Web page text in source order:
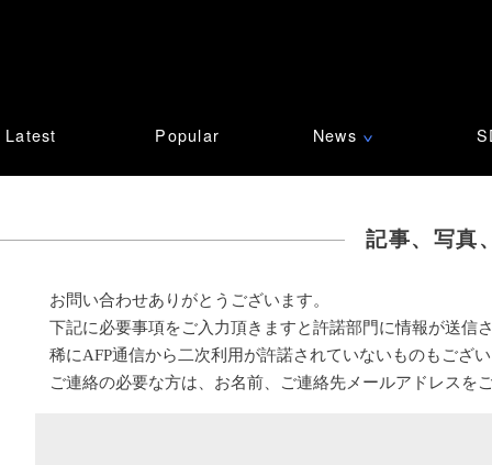
Latest Popular News ∨
記事、写真
お問い合わせありがとうございます。
下記に必要事項をご入力頂きますと許諾部門に情報が送信
稀にAFP通信から二次利用が許諾されていないものもござ
ご連絡の必要な方は、お名前、ご連絡先メールアドレスを